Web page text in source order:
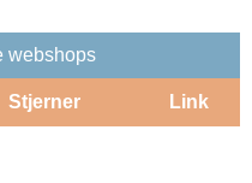
webshops
Stjerner Link